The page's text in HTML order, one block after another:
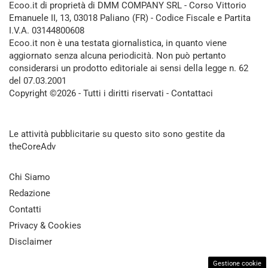
Ecoo.it di proprietà di DMM COMPANY SRL - Corso Vittorio
Emanuele II, 13, 03018 Paliano (FR) - Codice Fiscale e Partita
I.V.A. 03144800608
Ecoo.it non è una testata giornalistica, in quanto viene
aggiornato senza alcuna periodicità. Non può pertanto
considerarsi un prodotto editoriale ai sensi della legge n. 62
del 07.03.2001
Copyright ©2026 - Tutti i diritti riservati - Contattaci
Le attività pubblicitarie su questo sito sono gestite da
theCoreAdv
Chi Siamo
Redazione
Contatti
Privacy & Cookies
Disclaimer
Gestione cookie